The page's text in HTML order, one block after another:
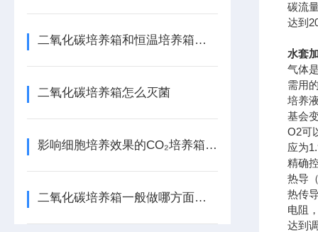
二氧化碳培养箱和恒温培养箱的区别
二氧化碳培养箱怎么灭菌
影响细胞培养效果的CO₂培养箱关键技术因素
二氧化碳培养箱一般做哪方面的实验
碳流
达到
水套
气体
需用
培养
基会
O2可
应为
精确
热导
热传
电阻
达到